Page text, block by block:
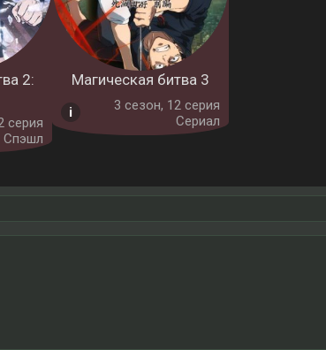
2:
серия
Спэшл
Магическая битва 3
3 cезон, 12 серия
Сериал